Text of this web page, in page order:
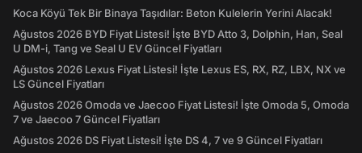
Koca Köyü Tek Bir Binaya Taşıdılar: Beton Kulelerin Yerini Alacak!
Ağustos 2026 BYD Fiyat Listesi! İşte BYD Atto 3, Dolphin, Han, Seal
U DM-i, Tang ve Seal U EV Güncel Fiyatları
Ağustos 2026 Lexus Fiyat Listesi! İşte Lexus ES, RX, RZ, LBX, NX ve
LS Güncel Fiyatları
Ağustos 2026 Omoda ve Jaecoo Fiyat Listesi! İşte Omoda 5, Omoda
7 ve Jaecoo 7 Güncel Fiyatları
Ağustos 2026 DS Fiyat Listesi! İşte DS 4, 7 ve 9 Güncel Fiyatları